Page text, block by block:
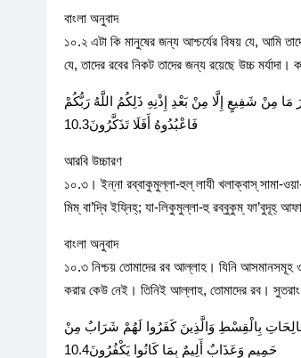
বাংলা অনুবাদ
১০.২ এটা কি মানুষের জন্য আশ্চর্যের বিষয় যে, আমি
যে, তাদের রবের নিকট তাদের জন্য রয়েছে উচ্চ মর্যাদা।
مِنْ شَفِيعٍ إِلَّا مِنْ بَعْدِ إِذْنِهِ ذَلِكُمُ اللَّهُ رَبُّكُمْ
فَاعْبُدُوهُ أَفَلَا تَذَكَّرُونَ10.3
আরবি উচ্চারণ
১০.৩। ইন্না রব্বাকুমুল্লা-হুল্ লাযী খলাক্বাস্ সামা-
মিম্ বা’দ্বি ইয্নিহ্; যা-লিকুমুল্লা-হু রব্বুকুম্ ফা’বুদূহ্
বাংলা অনুবাদ
১০.৩ নিশ্চয় তোমাদের রব আল্লাহ। যিনি আসমানসমূহ
করার কেউ নেই। তিনিই আল্লাহ, তোমাদের রব।
بِالْقِسْطِ وَالَّذِينَ كَفَرُوا لَهُمْ شَرَابٌ مِنْ
حَمِيمٍ وَعَذَابٌ أَلِيمٌ بِمَا كَانُوا يَكْفُرُونَ10.4